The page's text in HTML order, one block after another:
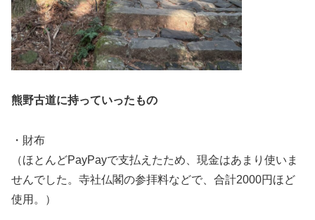
熊野古道に持っていったもの
・財布
（ほとんどPayPayで支払えたため、現金はあまり使いま
せんでした。寺社仏閣の参拝料などで、合計2000円ほど
使用。）